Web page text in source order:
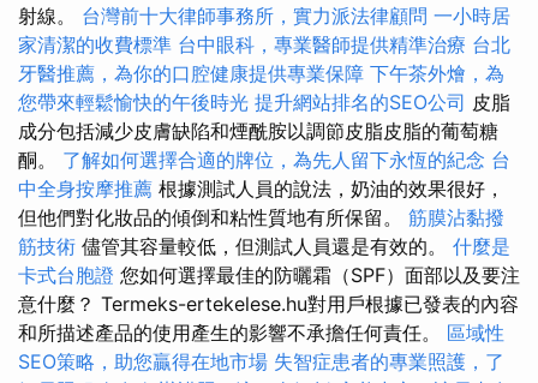
射線。 台灣前十大律師事務所，實力派法律顧問 一小時居
家清潔的收費標準 台中眼科，專業醫師提供精準治療 台北
牙醫推薦，為你的口腔健康提供專業保障 下午茶外燴，為
您帶來輕鬆愉快的午後時光 提升網站排名的SEO公司 皮脂
成分包括減少皮膚缺陷和煙酰胺以調節皮脂皮脂的葡萄糖
酮。 了解如何選擇合適的牌位，為先人留下永恆的紀念 台
中全身按摩推薦 根據測試人員的說法，奶油的效果很好，
但他們對化妝品的傾倒和粘性質地有所保留。 筋膜沾黏撥
筋技術 儘管其容量較低，但測試人員還是有效的。 什麼是
卡式台胞證 您如何選擇最佳的防曬霜（SPF）面部以及要注
意什麼？ Termeks-ertekelese.hu對用戶根據已發表的內容
和所描述產品的使用產生的影響不承擔任何責任。 區域性
SEO策略，助您贏得在地市場 失智症患者的專業照護，了